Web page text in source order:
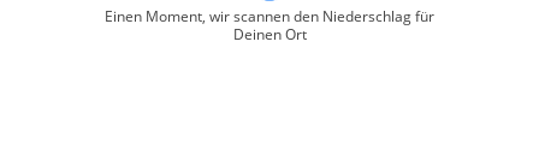
Einen Moment, wir scannen den Niederschlag für
Deinen Ort